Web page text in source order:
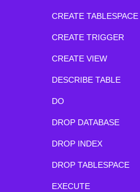
CREATE TABLESPACE
CREATE TRIGGER
CREATE VIEW
DESCRIBE TABLE
DO
DROP DATABASE
DROP INDEX
DROP TABLESPACE
EXECUTE